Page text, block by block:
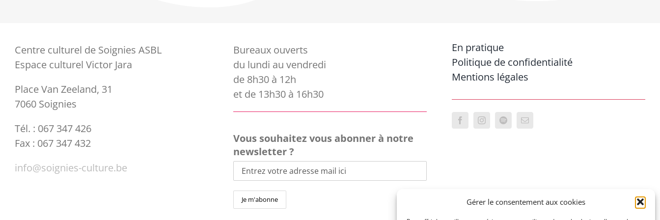
Gérer le consentement aux cookies
Centre culturel de Soignies ASBL
Espace culturel Victor Jara
Place Van Zeeland, 31
7060 Soignies
Tél. : 067 347 426
Fax : 067 347 432
info@soignies-culture.be
Bureaux ouverts
du lundi au vendredi
de 8h30 à 12h
et de 13h30 à 16h30
Vous souhaitez vous abonner à notre
newsletter ?
En pratique
Politique de confidentialité
Mentions légales